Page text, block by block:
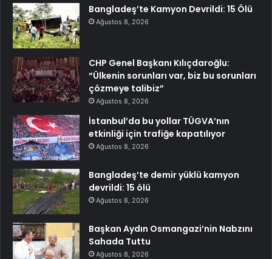
Bangladeş’te Kamyon Devrildi: 15 Ölü
Ağustos 8, 2026
CHP Genel Başkanı Kılıçdaroğlu:
“Ülkenin sorunları var, biz bu sorunları
çözmeye talibiz”
Ağustos 8, 2026
İstanbul’da bu yollar TÜGVA’nın
etkinliği için trafiğe kapatılıyor
Ağustos 8, 2026
Bangladeş’te demir yüklü kamyon
devrildi: 15 ölü
Ağustos 8, 2026
Başkan Aydın Osmangazi’nin Nabzını
Sahada Tuttu
Ağustos 8, 2026